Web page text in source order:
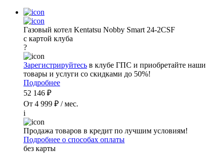
Газовый котел Kentatsu Nobby Smart 24-2CSF
с картой клуба
?
Зарегистрируйтесь в клубе ГПС и приобретайте наши
товары и услуги со скидками до 50%!
Подробнее
52 146 ₽
От 4 999 ₽ / мес.
i
Продажа товаров в кредит по лучшим условиям!
Подробнее о способах оплаты
без карты